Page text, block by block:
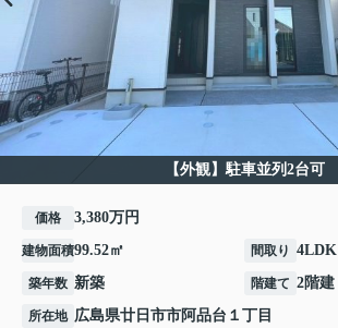
【外観】駐車並列2台可
価格 3,380万円
建物面積99.52㎡ 間取り 4LDK
築年数 新築 階建て 2階建
所在地 広島県廿日市市阿品台 １丁目